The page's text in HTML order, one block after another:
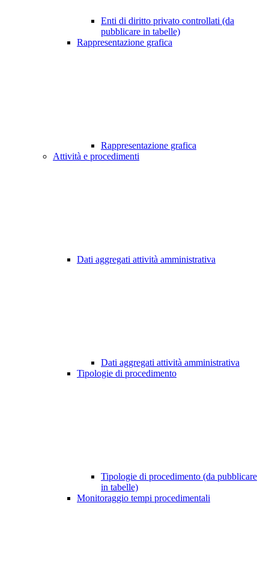
Enti di diritto privato controllati (da
pubblicare in tabelle)
Rappresentazione grafica
Rappresentazione grafica
Attività e procedimenti
Dati aggregati attività amministrativa
Dati aggregati attività amministrativa
Tipologie di procedimento
Tipologie di procedimento (da pubblicare
in tabelle)
Monitoraggio tempi procedimentali